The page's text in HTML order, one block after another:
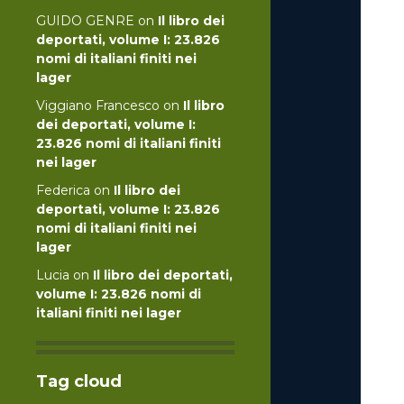
GUIDO GENRE on Il libro dei
deportati, volume I: 23.826
nomi di italiani finiti nei
lager
Viggiano Francesco on Il libro
dei deportati, volume I:
23.826 nomi di italiani finiti
nei lager
Federica on Il libro dei
deportati, volume I: 23.826
nomi di italiani finiti nei
lager
Lucia on Il libro dei deportati,
volume I: 23.826 nomi di
italiani finiti nei lager
Tag cloud